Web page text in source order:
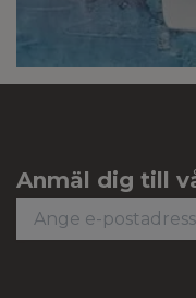
Anmäl dig till